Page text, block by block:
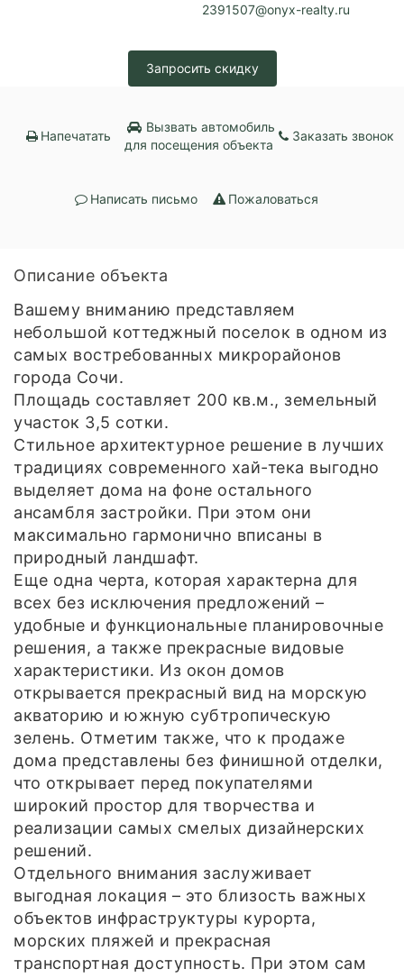
2391507@onyx-realty.ru
Запросить скидку
Напечатать
Вызвать автомобиль
для посещения объекта
Заказать звонок
Написать письмо Пожаловаться
Описание объекта
Вашему вниманию представляем
небольшой коттеджный поселок в одном из
самых востребованных микрорайонов
города Сочи.
Площадь составляет 200 кв.м., земельный
участок 3,5 сотки.
Стильное архитектурное решение в лучших
традициях современного хай-тека выгодно
выделяет дома на фоне остального
ансамбля застройки. При этом они
максимально гармонично вписаны в
природный ландшафт.
Еще одна черта, которая характерна для
всех без исключения предложений –
удобные и функциональные планировочные
решения, а также прекрасные видовые
характеристики. Из окон домов
открывается прекрасный вид на морскую
акваторию и южную субтропическую
зелень. Отметим также, что к продаже
дома представлены без финишной отделки,
что открывает перед покупателями
широкий простор для творчества и
реализации самых смелых дизайнерских
решений.
Отдельного внимания заслуживает
выгодная локация – это близость важных
объектов инфраструктуры курорта,
морских пляжей и прекрасная
транспортная доступность. При этом сам